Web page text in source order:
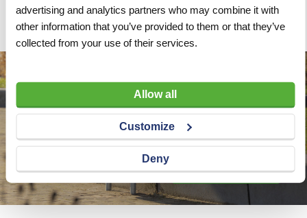
advertising and analytics partners who may combine it with
other information that you’ve provided to them or that they’ve
collected from your use of their services.
Allow all
Customize
Deny
€ 85,50